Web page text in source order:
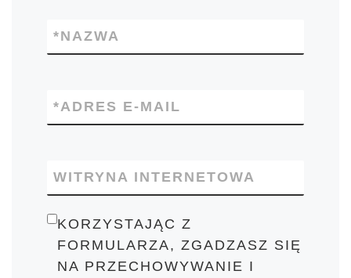
NAZWA
*
ADRES E-MAIL
*
WITRYNA INTERNETOWA
KORZYSTAJĄC Z
FORMULARZA, ZGADZASZ SIĘ
NA PRZECHOWYWANIE I